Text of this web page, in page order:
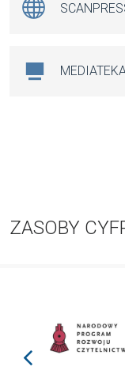
ZASOBY
prev